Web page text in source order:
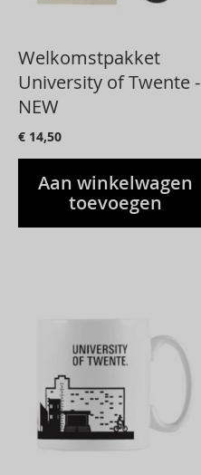
Welkomstpakket
University of Twente -
NEW
€ 14,50
Aan winkelwagen
toevoegen